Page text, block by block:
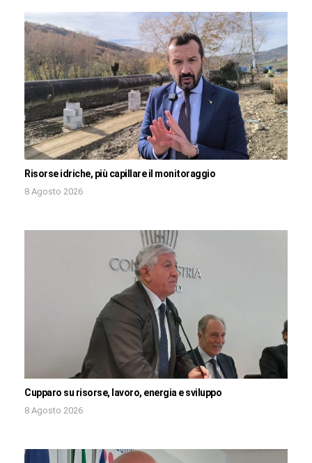
Risorse idriche, più capillare il monitoraggio
8 Agosto 2026
Cupparo su risorse, lavoro, energia e sviluppo
8 Agosto 2026